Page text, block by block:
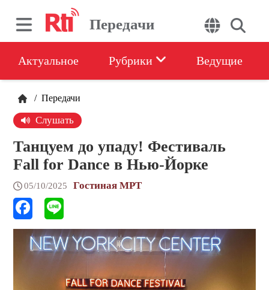
Передачи
Актуальное Рубрики Ведущие
/ Передачи
Слушать
Танцуем до упаду! Фестиваль
Fall for Dance в Нью-Йорке
05/10/2025 Гостиная МРТ